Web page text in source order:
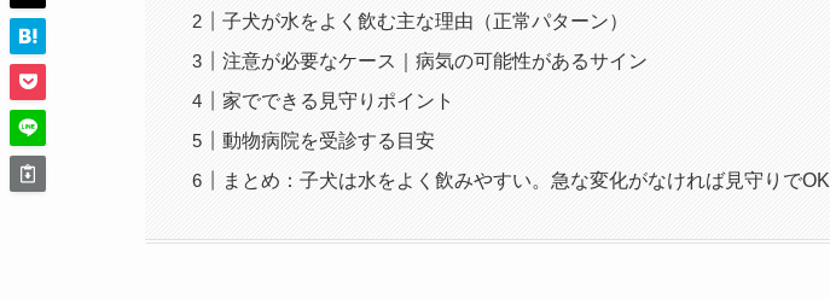
子犬が水をよく飲む主な理由（正常パターン）
注意が必要なケース｜病気の可能性があるサイン
家でできる見守りポイント
動物病院を受診する目安
まとめ：子犬は水をよく飲みやすい。急な変化がなければ見守りでOK